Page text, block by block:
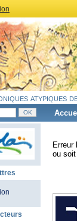
atypiques
Erreur
ou soit